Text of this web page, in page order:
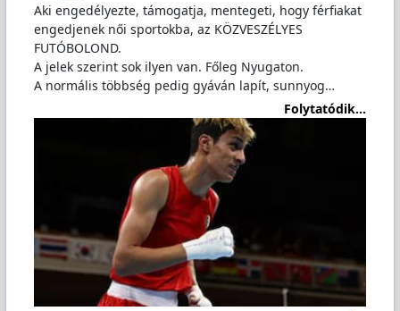
Aki engedélyezte, támogatja, mentegeti, hogy férfiakat
engedjenek női sportokba, az KÖZVESZÉLYES
FUTÓBOLOND.
A jelek szerint sok ilyen van. Főleg Nyugaton.
A normális többség pedig gyáván lapít, sunnyog…
Folytatódik...